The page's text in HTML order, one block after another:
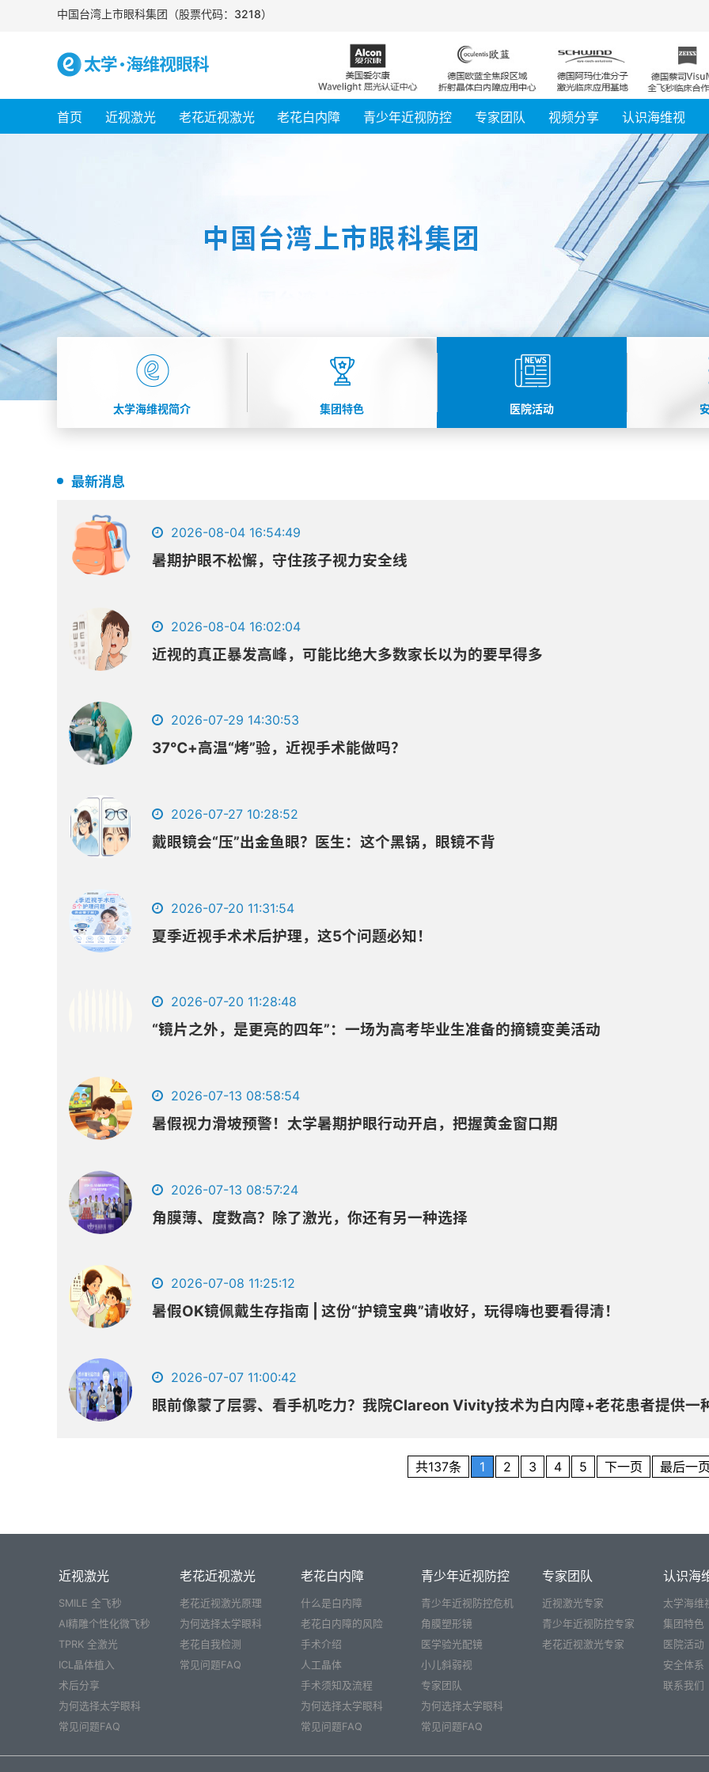
中国台湾上市眼科集团（股票代码：3218）
浙江 江苏
首页 近视激光 老花近视激光 老花白内障 青少年近视防控 专家团队 视频分享 认识海维视
太学海维视简介 集团特色 医院活动
最新消息
2026-08-04 16:54:49
暑期护眼不松懈，守住孩子视力安全线
2026-08-04 16:02:04
近视的真正暴发高峰，可能比绝大多数家长以为的要早得多
2026-07-29 14:30:53
37℃+高温“烤”验，近视手术能做吗？
2026-07-27 10:28:52
戴眼镜会“压”出金鱼眼？医生：这个黑锅，眼镜不背
2026-07-20 11:31:54
夏季近视手术术后护理，这5个问题必知！
2026-07-20 11:28:48
“镜片之外，是更亮的四年”：一场为高考毕业生准备的摘镜变美活动
2026-07-13 08:58:54
暑假视力滑坡预警！太学暑期护眼行动开启，把握黄金窗口期
2026-07-13 08:57:24
角膜薄、度数高？除了激光，你还有另一种选择
2026-07-08 11:25:12
暑假OK镜佩戴生存指南 | 这份“护镜宝典”请收好，玩得嗨也要看得清！
2026-07-07 11:00:42
眼前像蒙了层雾、看手机吃力？我院Clareon Vivity技术为白内障+老花患者提供一
共137条 1 2 3 4 5 下一页 最后一
近视激光
SMILE 全飞秒
AI精雕个性化微飞秒
TPRK 全激光
ICL晶体植入
术后分享
为何选择太学眼科
常见问题FAQ
老花近视激光
老花近视激光原理
为何选择太学眼科
老花自我检测
常见问题FAQ
老花白内障
什么是白内障
老花白内障的风险
手术介绍
人工晶体
手术须知及流程
为何选择太学眼科
常见问题FAQ
青少年近视防控
青少年近视防控危机
角膜塑形镜
医学验光配镜
小儿斜弱视
专家团队
为何选择太学眼科
常见问题FAQ
专家团队
近视激光专家
青少年近视防控专家
老花近视激光专家
认识海
太学海维
集团特色
医院活动
安全体系
联系我们